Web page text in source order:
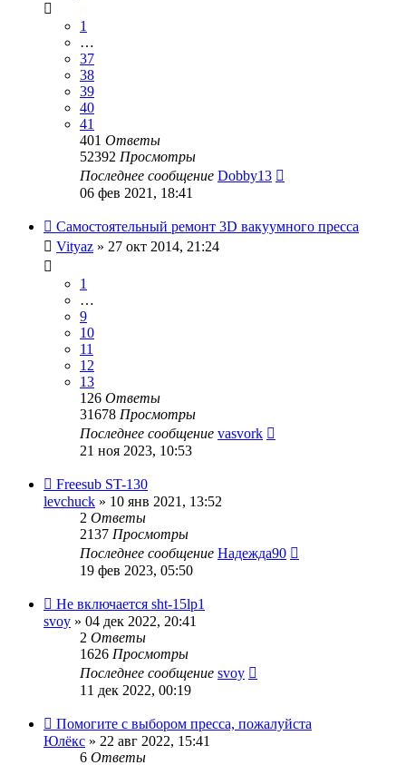
1
…
37
38
39
40
41
401 Ответы
52392 Просмотры
Последнее сообщение Dobby13
06 фев 2021, 18:41
Самостоятельный ремонт 3D вакуумного пресса
Vityaz » 27 окт 2014, 21:24
1
…
9
10
11
12
13
126 Ответы
31678 Просмотры
Последнее сообщение vasvork
21 ноя 2023, 10:53
Freesub ST-130
levchuck » 10 янв 2021, 13:52
2 Ответы
2137 Просмотры
Последнее сообщение Надежда90
19 фев 2023, 05:50
Не включается sht-15lp1
svoy » 04 дек 2022, 20:41
2 Ответы
1626 Просмотры
Последнее сообщение svoy
11 дек 2022, 00:19
Помогите с выбором пресса, пожалуйста
Юлёкс » 22 авг 2022, 15:41
6 Ответы